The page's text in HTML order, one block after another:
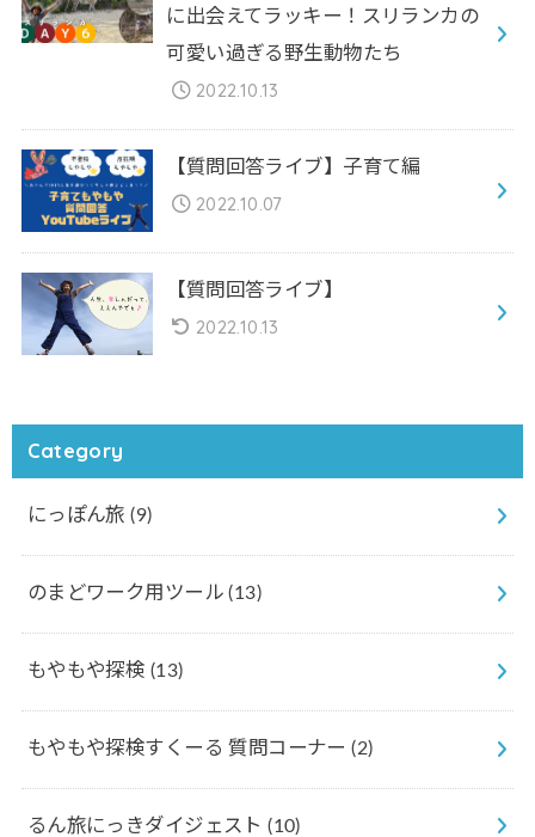
に出会えてラッキー！スリランカの
可愛い過ぎる野生動物たち
2022.10.13
【質問回答ライブ】子育て編
2022.10.07
【質問回答ライブ】
2022.10.13
Category
にっぽん旅(9)
のまどワーク用ツール(13)
もやもや探検 (13)
もやもや探検すくーる 質問コーナー(2)
るん旅にっきダイジェスト(10)